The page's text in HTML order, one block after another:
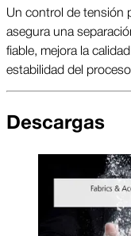
Un control de tensión
asegura una
fiable, mejora la
estabilidad del
Descargas